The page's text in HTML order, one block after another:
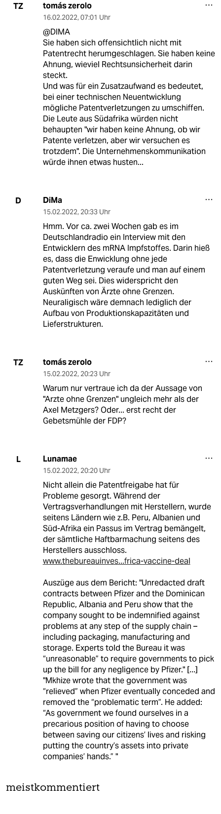
TZ tomás zerolo
16.02.2022, 07:01 Uhr
@DIMA
Sie haben sich offensichtlich nicht mit
Patentrecht herumgeschlagen. Sie haben keine
Ahnung, wieviel Rechtsunsicherheit darin
steckt.
Und was für ein Zusatzaufwand es bedeutet,
bei einer technischen Neuentwicklung
mögliche Patentverletzungen zu umschiffen.
Die Leute aus Südafrika würden nicht
behaupten "wir haben keine Ahnung, ob wir
Patente verletzen, aber wir versuchen es
trotzdem". Die Unternehmenskommunikation
würde ihnen etwas husten...
D DiMa
15.02.2022, 20:33 Uhr
Hmm. Vor ca. zwei Wochen gab es im
Deutschlandradio ein Interview mit den
Entwicklern des mRNA Impfstoffes. Darin hieß
es, dass die Enwicklung ohne jede
Patentverletzung veraufe und man auf einem
guten Weg sei. Dies widerspricht den
Auskünften von Ärzte ohne Grenzen.
Neuraligisch wäre demnach lediglich der
Aufbau von Produktionskapazitäten und
Lieferstrukturen.
TZ tomás zerolo
15.02.2022, 20:23 Uhr
Warum nur vertraue ich da der Aussage von
"Arzte ohne Grenzen" ungleich mehr als der
Axel Metzgers? Oder... erst recht der
Gebetsmühle der FDP?
L Lunamae
15.02.2022, 20:20 Uhr
Nicht allein die Patentfreigabe hat für
Probleme gesorgt. Während der
Vertragsverhandlungen mit Herstellern, wurde
seitens Ländern wie z.B. Peru, Albanien und
Süd-Afrika ein Passus im Vertrag bemängelt,
der sämtliche Haftbarmachung seitens des
Herstellers ausschloss.
www.thebureauinves...frica-vaccine-deal
Auszüge aus dem Bericht: "Unredacted draft
contracts between Pfizer and the Dominican
Republic, Albania and Peru show that the
company sought to be indemnified against
problems at any step of the supply chain –
including packaging, manufacturing and
storage. Experts told the Bureau it was
“unreasonable” to require governments to pick
up the bill for any negligence by Pfizer." [...]
"Mkhize wrote that the government was
“relieved” when Pfizer eventually conceded and
removed the “problematic term”. He added:
“As government we found ourselves in a
precarious position of having to choose
between saving our citizens’ lives and risking
putting the country’s assets into private
companies’ hands.” "
meistkommentiert